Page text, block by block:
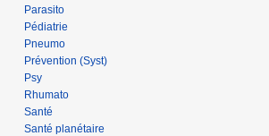
Parasito
Pédiatrie
Pneumo
Prévention (Syst)
Psy
Rhumato
Santé
Santé planétaire